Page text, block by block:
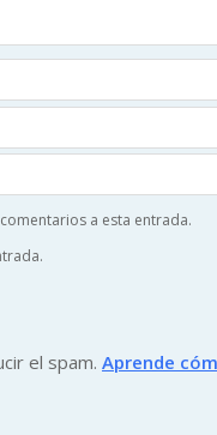
a esta entrada.
el spam. Aprende